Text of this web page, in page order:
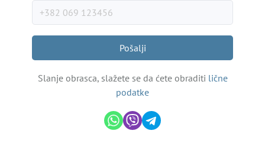
Pošalji
Slanje obrasca, slažete se da ćete obraditi lične
podatke